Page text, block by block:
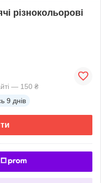
різнокольорові
— 150 ₴
9 днів